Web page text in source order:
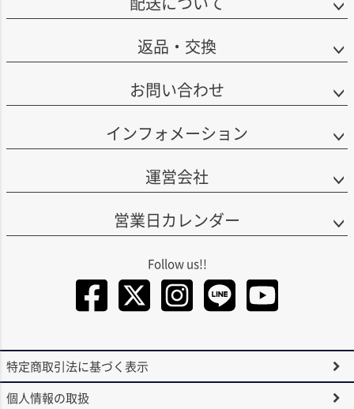
返品・交換
お問い合わせ
インフォメーション
運営会社
営業日カレンダー
特定商取引法に基づく表示
個人情報の取扱
Facebook
Twitter
LINE